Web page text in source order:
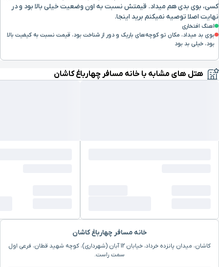
کسی، بوی بدی هم میداد. قیمتش نسبت به اون وضعیت خیلی بالا بود و در
نهایت اصلا توصیه نمیکنم برید اینجا.
اهنگ افتخاری
بوی بد میداد، مکان تو کوچه‌های باریک و دور از شناخت بود، قیمت نسبت به کیفیت بالا
بود، خیلی بد بود
هتل های مشابه با خانه مسافر چهارباغ کاشان
خانه مسافر چهارباغ کاشان
کاشان، میدان پانزده خرداد، خیابان 12 آبان (شهرداری)، کوچه شهید قطان، فرعی اول
سمت راست.